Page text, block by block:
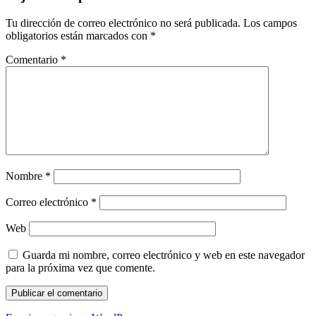
Tu dirección de correo electrónico no será publicada. Los campos
obligatorios están marcados con *
Comentario *
Nombre *
Correo electrónico *
Web
Guarda mi nombre, correo electrónico y web en este navegador
para la próxima vez que comente.